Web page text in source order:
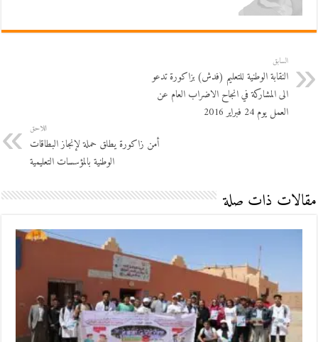
السابق
النقابة الوطنية للتعليم (فدش) بزاكورة تدعو
الى المشاركة في انجاح الاضراب العام عن
العمل يوم 24 فبراير 2016
اللاحق
أمن زاكورة يطلق حملة لإنجاز البطاقات
الوطنية بالمؤسسات التعليمية
مقالات ذات صلة